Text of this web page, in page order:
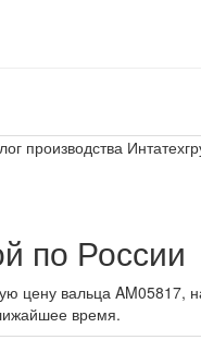
производства
по России
цену вальца AM05817,
время.